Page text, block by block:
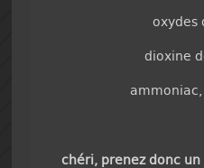
oxydes
dioxine
ammoniac,
chéri, prenez donc